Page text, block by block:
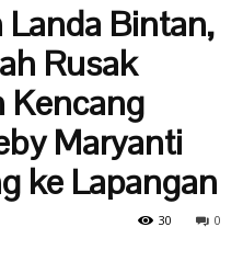
Bintan,
Rusak
Kencang
Maryanti
ke Lapangan
0
30